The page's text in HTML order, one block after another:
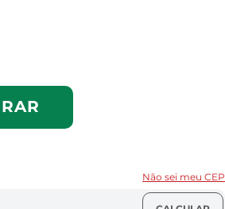
Não sei meu CEP